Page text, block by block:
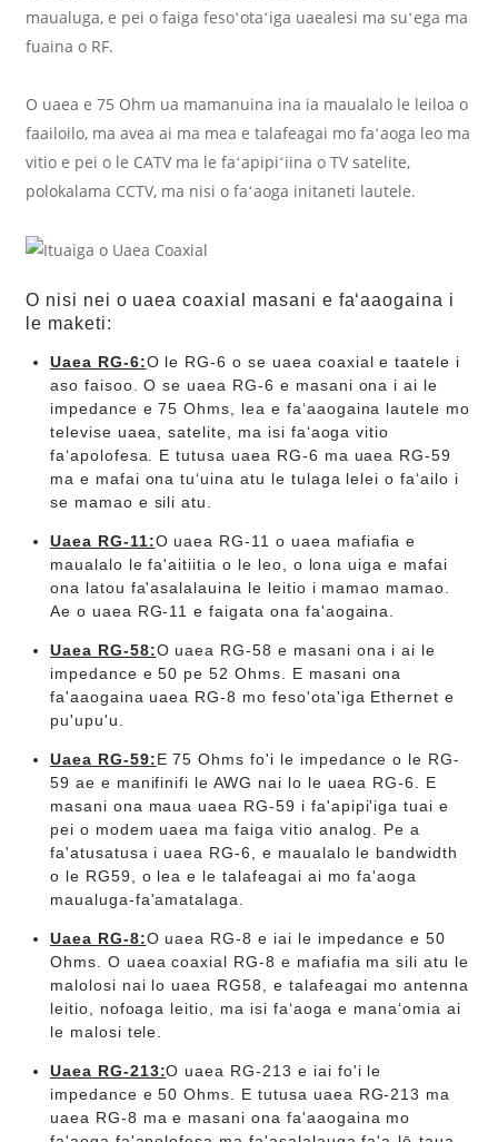
maualuga, e pei o faiga fesoʻotaʻiga uaealesi ma suʻega ma
fuaina o RF.
O uaea e 75 Ohm ua mamanuina ina ia maualalo le leiloa o
faailoilo, ma avea ai ma mea e talafeagai mo faʻaoga leo ma
vitio e pei o le CATV ma le faʻapipiʻiina o TV satelite,
polokalama CCTV, ma nisi o faʻaoga initaneti lautele.
O nisi nei o uaea coaxial masani e faʻaaogaina i
le maketi:
Uaea RG-6:O le RG-6 o se uaea coaxial e taatele i
aso faisoo. O se uaea RG-6 e masani ona i ai le
impedance e 75 Ohms, lea e faʻaaogaina lautele mo
televise uaea, satelite, ma isi faʻaoga vitio
faʻapolofesa. E tutusa uaea RG-6 ma uaea RG-59
ma e mafai ona tuʻuina atu le tulaga lelei o faʻailo i
se mamao e sili atu.
Uaea RG-11:O uaea RG-11 o uaea mafiafia e
maualalo le fa'aitiitia o le leo, o lona uiga e mafai
ona latou fa'asalalauina le leitio i mamao mamao.
Ae o uaea RG-11 e faigata ona fa'aogaina.
Uaea RG-58:O uaea RG-58 e masani ona i ai le
impedance e 50 pe 52 Ohms. E masani ona
fa'aaogaina uaea RG-8 mo feso'ota'iga Ethernet e
pu'upu'u.
Uaea RG-59:E 75 Ohms fo'i le impedance o le RG-
59 ae e manifinifi le AWG nai lo le uaea RG-6. E
masani ona maua uaea RG-59 i fa'apipi'iga tuai e
pei o modem uaea ma faiga vitio analog. Pe a
fa'atusatusa i uaea RG-6, e maualalo le bandwidth
o le RG59, o lea e le talafeagai ai mo fa'aoga
maualuga-fa'amatalaga.
Uaea RG-8:O uaea RG-8 e iai le impedance e 50
Ohms. O uaea coaxial RG-8 e mafiafia ma sili atu le
malolosi nai lo uaea RG58, e talafeagai mo antenna
leitio, nofoaga leitio, ma isi faʻaoga e manaʻomia ai
le malosi tele.
Uaea RG-213:O uaea RG-213 e iai fo'i le
impedance e 50 Ohms. E tutusa uaea RG-213 ma
uaea RG-8 ma e masani ona fa'aaogaina mo